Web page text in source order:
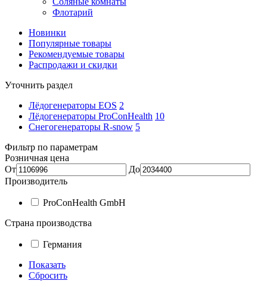
Флотарий
Новинки
Популярные товары
Рекомендуемые товары
Распродажи и скидки
Уточнить раздел
Лёдогенераторы EOS 2
Лёдогенераторы ProConHealth 10
Снегогенераторы R-snow 5
Фильтр по параметрам
Розничная цена
От
До
Производитель
ProConHealth GmbH
Страна производства
Германия
Показать
Сбросить